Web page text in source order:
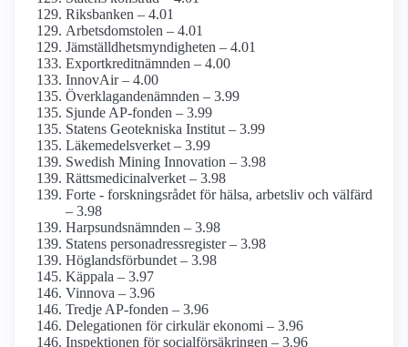
Riksbanken – 4.01
Arbets­domstolen – 4.01
Jämställdhets­myndigheten – 4.01
Exportkredit­nämnden – 4.00
InnovAir – 4.00
Överklagande­nämnden – 3.99
Sjunde AP-fonden – 3.99
Statens Geotekniska Institut – 3.99
Läkemedels­verket – 3.99
Swedish Mining Innovation – 3.98
Rättsmedicinal­verket – 3.98
Forte - forskningsrådet för hälsa, arbetsliv och välfärd
– 3.98
Harpsunds­nämnden – 3.98
Statens person­adress­register – 3.98
Höglandsförbundet – 3.98
Käppala – 3.97
Vinnova – 3.96
Tredje AP-fonden – 3.96
Delegationen för cirkulär ekonomi – 3.96
Inspektionen för social­försäkringen – 3.96